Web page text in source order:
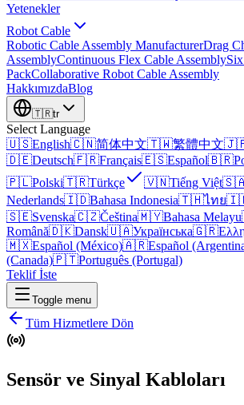
Yetenekler
Robot Cable
Robotic Cable Assembly ManufacturerDrag
AssemblyContinuous Flex Cable Assembly
PackCollaborative Robot Cable Assembly
HakkımızdaBlog
🇹🇷tr
Select Language
🇺🇸English🇨🇳简体中文🇹🇼繁體中文
🇩🇪Deutsch🇫🇷Français🇪🇸Español🇧🇷
🇵🇱Polski🇹🇷Türkçe 🇻🇳Tiếng Việt
Nederlands🇮🇩Bahasa Indonesia🇹🇭ไทย
🇸🇪Svenska🇨🇿Čeština🇲🇾Bahasa Melayu
Română🇩🇰Dansk🇺🇦Українська🇬🇷
🇲🇽Español (México)🇦🇷Español
(Canada)🇵🇹Português (Portugal)
Teklif İste
Toggle menu
Tüm Hizmetlere Dön
Sensör ve Sinyal Kabloları